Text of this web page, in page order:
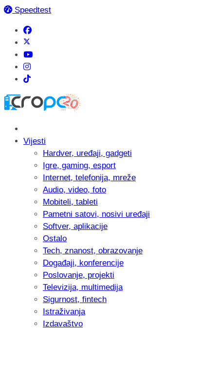
Speedtest
Vijesti
Hardver, uređaji, gadgeti
Igre, gaming, esport
Internet, telefonija, mreže
Audio, video, foto
Mobiteli, tableti
Pametni satovi, nosivi uređaji
Softver, aplikacije
Ostalo
Tech, znanost, obrazovanje
Događaji, konferencije
Poslovanje, projekti
Televizija, multimedija
Sigurnost, fintech
Istraživanja
Izdavaštvo